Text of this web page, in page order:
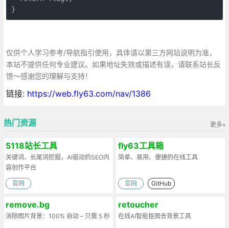
}
仅供个人学习参考/导航指引使用，具体请以第三方网站说明为准，
本站不提供任何专业建议。如果地址失效或描述有误，请联系站长反
馈～感谢您的理解与支持！
链接: https://web.fly63.com/nav/1386
更多»
热门资源
5118站长工具
关键词、长尾词挖掘，AI驱动的SEO内
容创作平台
官网
fly63工具箱
简单、易用、便捷的在线工具
官网 GitHub
remove.bg
消除图片背景：100% 自动 – 只需 5 秒
retoucher
在线AI智能抠图去背景工具